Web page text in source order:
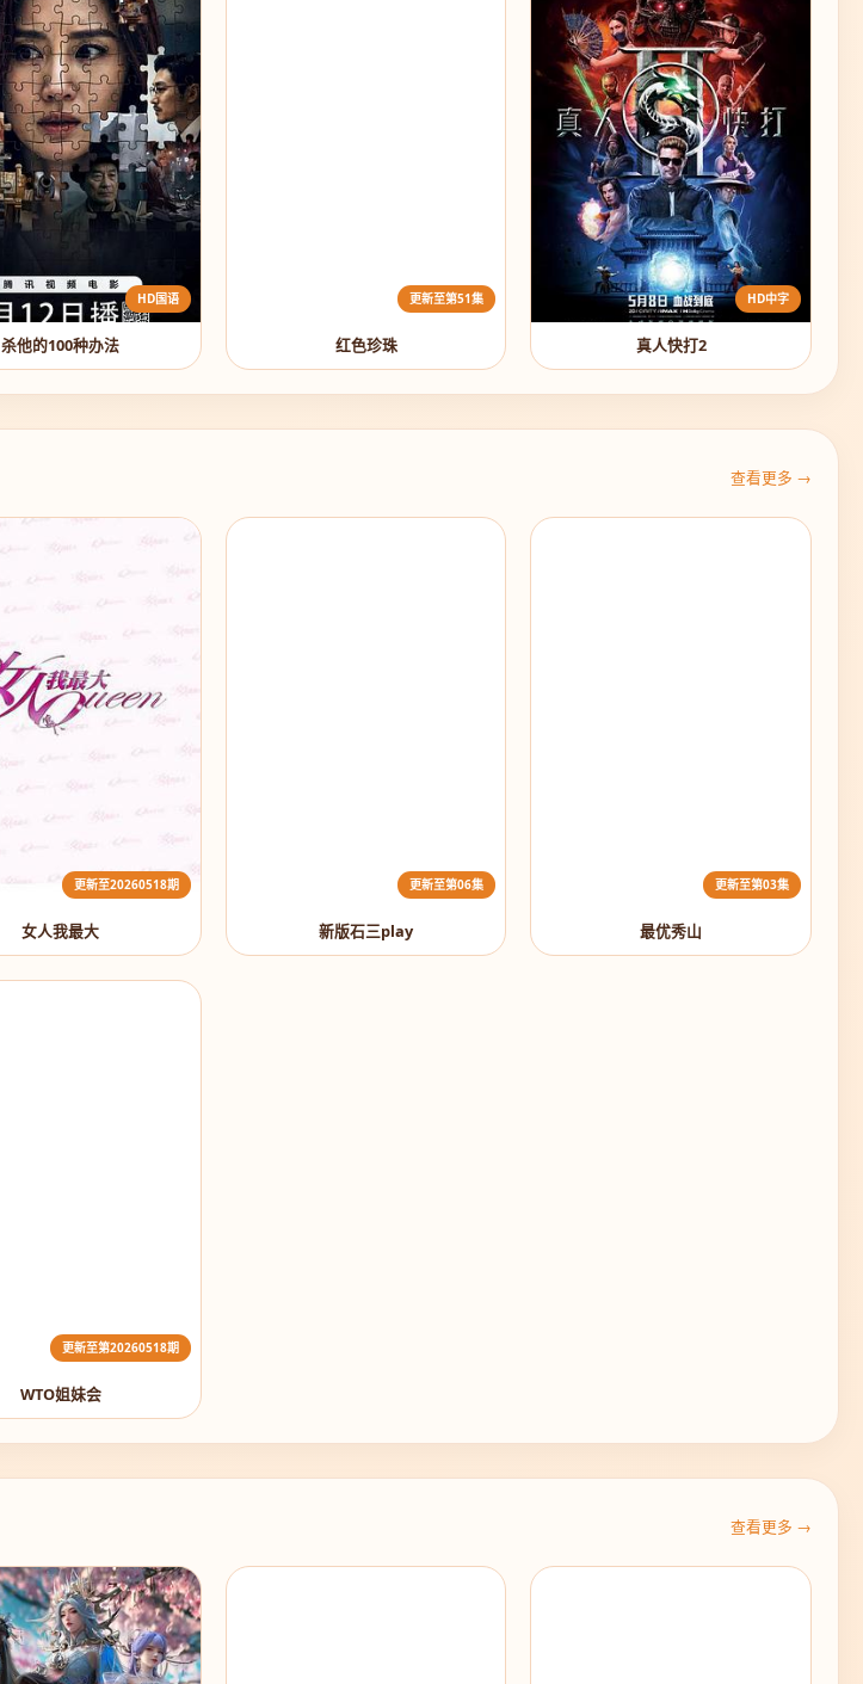
HD国语
杀他的100种办法
更新至第51集
红色珍珠
HD中字
真人快打2
查看更多 →
更新至20260518期
女人我最大
更新至第06集
新版石三play
更新至第03集
最优秀山
更新至第20260518期
WTO姐妹会
查看更多 →